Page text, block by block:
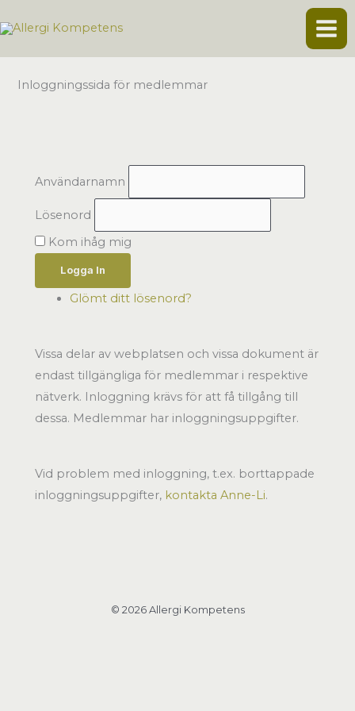
till
Inloggningssida för medlemmar
Användarnamn
Lösenord
Kom ihåg mig
Logga In
Glömt ditt lösenord?
Vissa delar av webplatsen och vissa dokument är
endast tillgängliga för medlemmar i respektive
nätverk. Inloggning krävs för att få tillgång till
dessa. Medlemmar har inloggningsuppgifter.
Vid problem med inloggning, t.ex. borttappade
inloggningsuppgifter, kontakta Anne-Li.
© 2026 Allergi Kompetens